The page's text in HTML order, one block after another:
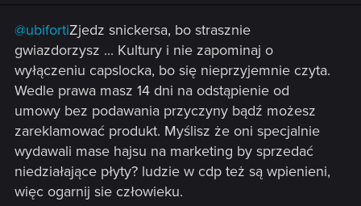
@ubifortiZjedz snickersa, bo strasznie
gwiazdorzysz ... Kultury i nie zapominaj o
wyłączeniu capslocka, bo się nieprzyjemnie czyta.
Wedle prawa masz 14 dni na odstąpienie od
umowy bez podawania przyczyny bądź możesz
zareklamować produkt. Myślisz że oni specjalnie
wydawali mase hajsu na marketing by sprzedać
niedziałające płyty? ludzie w cdp też są wpienieni,
więc ogarnij sie człowieku.